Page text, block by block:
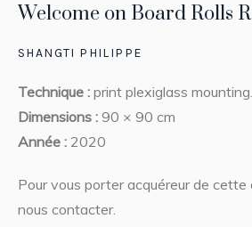
Welcome on Board Rolls
SHANGTI PHILIPPE
Technique : print plexiglass mounting.
Dimensions : 90 × 90 cm
Année : 2020
Pour vous porter acquéreur de cette
nous contacter.